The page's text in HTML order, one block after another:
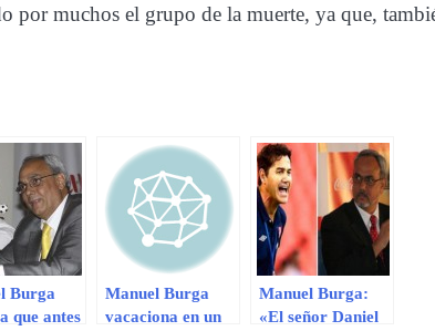
por muchos el grupo de la muerte, ya que,
Burga
que antes
Manuel Burga
vacaciona en un
Manuel Burga:
«El señor Daniel